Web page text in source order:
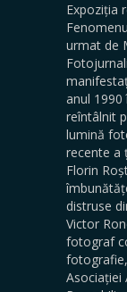
Expoziția
urmat de
anul 1990
reîntâlnit
lumină
recente a
Florin
distruse
Victor
fotograf
Asociației